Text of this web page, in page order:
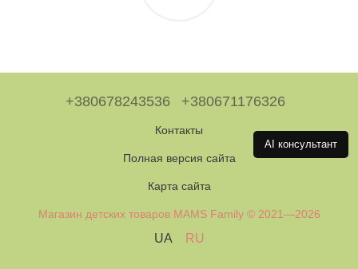
+380678243536 +380671176326
Контакты
Полная версия сайта
Карта сайта
Магазин детских товаров MAMS Family © 2021—2026
UA RU
AI консультант